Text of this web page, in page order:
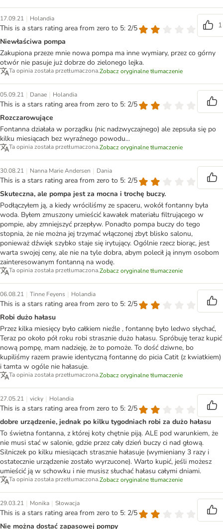
17.09.21 | Holandia
This is a stars rating area from zero to 5: 2/5
1
Niewłaściwa pompa
Zakupiona przeze mnie nowa pompa ma inne wymiary, przez co górny
otwór nie pasuje już dobrze do zielonego lejka.
Ta opinia została przetłumaczona.Zobacz oryginalne tłumaczenie
05.09.21 | Danae | Holandia
This is a stars rating area from zero to 5: 2/5
Rozczarowujące
Fontanna działała w porządku (nic nadzwyczajnego) ale zepsuła się po
kilku miesiącach bez wyraźnego powodu...
Ta opinia została przetłumaczona.Zobacz oryginalne tłumaczenie
30.08.21 | Nanna Marie Andersen | Dania
This is a stars rating area from zero to 5: 2/5
Skuteczna, ale pompa jest za mocna i trochę buczy.
Podłączyłem ją, a kiedy wróciliśmy ze spaceru, wokół fontanny była
woda. Byłem zmuszony umieścić kawałek materiału filtrującego w
pompie, aby zmniejszyć przepływ. Ponadto pompa buczy do tego
stopnia, że nie można jej trzymać włączonej zbyt blisko salonu,
ponieważ dźwięk szybko staje się irytujący. Ogólnie rzecz biorąc, jest
warta swojej ceny, ale nie na tyle dobra, abym polecił ją innym osobom
zainteresowanym fontanną na wodę.
Ta opinia została przetłumaczona.Zobacz oryginalne tłumaczenie
06.08.21 | Tinne Feyens | Holandia
This is a stars rating area from zero to 5: 2/5
Robi dużo hałasu
Przez kilka miesięcy było całkiem nieźle , fontannę było ledwo słychać,
Teraz po około pół roku robi strasznie dużo hałasu. Spróbuję teraz kupić
nową pompę, mam nadzieję, że to pomoże. To dość dziwne, bo
kupiliśmy razem prawie identyczną fontannę do picia Catit (z kwiatkiem)
i tamta w ogóle nie hałasuje.
Ta opinia została przetłumaczona.Zobacz oryginalne tłumaczenie
27.05.21 | vicky | Holandia
This is a stars rating area from zero to 5: 2/5
dobre urządzenie, jednak po kilku tygodniach robi za dużo hałasu
To świetna fontanna, z której koty chętnie piją. ALE pod warunkiem, że
nie musi stać w salonie, gdzie przez cały dzień buczy ci nad głową.
Silniczek po kilku miesiącach strasznie hałasuje (wymieniany 3 razy i
ostatecznie urządzenie zostało wyrzucone). Warto kupić, jeśli możesz
umieścić ją w schowku i nie musisz słuchać hałasu całymi dniami.
Ta opinia została przetłumaczona.Zobacz oryginalne tłumaczenie
29.03.21 | Monika | Słowacja
This is a stars rating area from zero to 5: 2/5
Nie można dostać zapasowej pompy